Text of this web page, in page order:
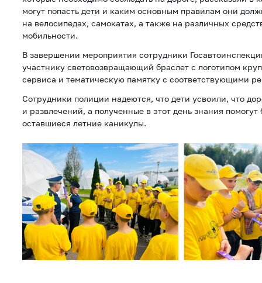
могут попасть дети и каким основным правилам они
на велосипедах, самокатах, а также на различных
мобильности.
В завершении мероприятия сотрудники
участнику световозвращающий браслет с логотипом
сервиса и тематическую памятку с соответствующими
Сотрудники полиции надеются, что дети усвоили, что
и развлечений, а полученные в этот день знания помогут
оставшиеся летние каникулы.